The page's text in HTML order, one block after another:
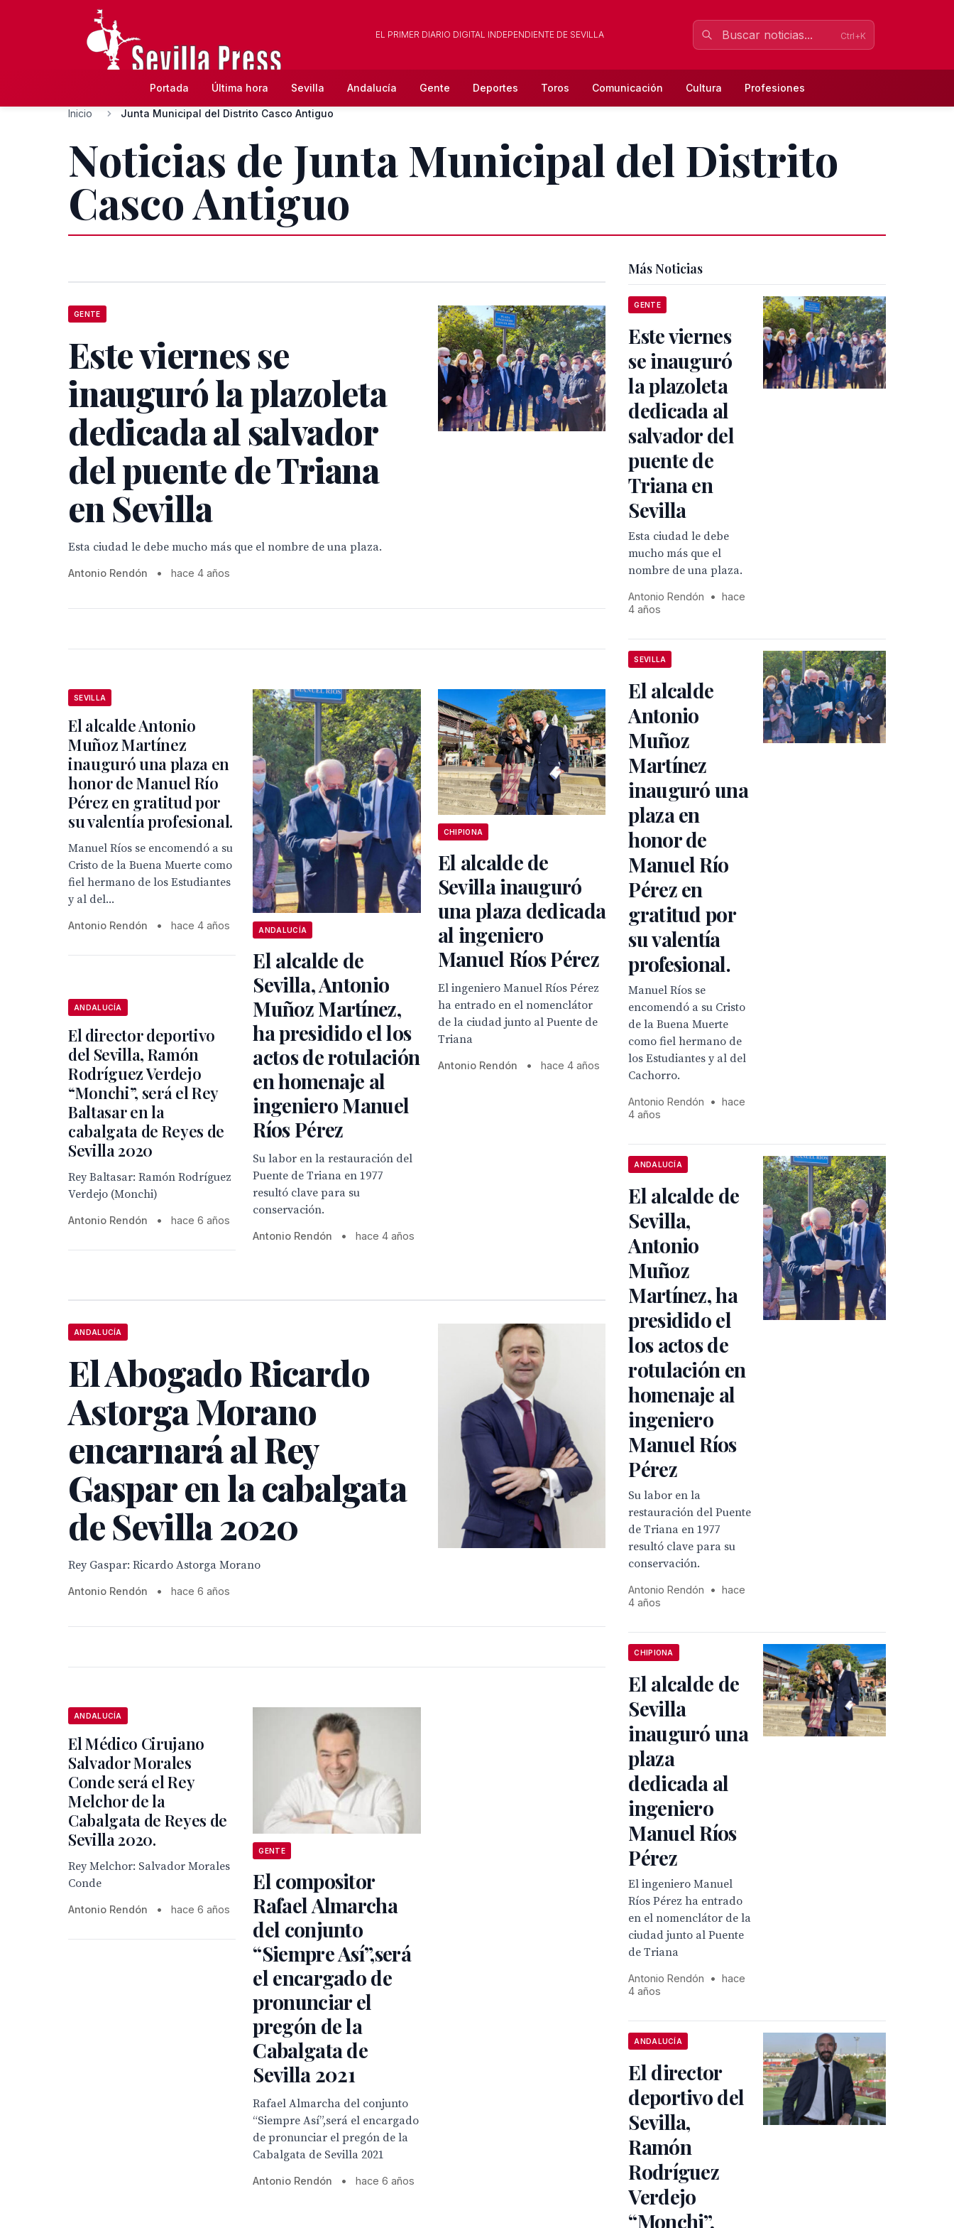
EL PRIMER DIARIO DIGITAL INDEPENDIENTE DE SEVILLA Ctrl+K
Portada Última hora Sevilla Andalucía Gente Deportes Toros Comunicación Cultura Profesiones
Inicio Junta Municipal del Distrito Casco Antiguo
Noticias de Junta Municipal del Distrito
Casco Antiguo
GENTE
Este viernes se
inauguró la plazoleta
dedicada al salvador
del puente de Triana
en Sevilla
Esta ciudad le debe mucho más que el nombre de una plaza.
Antonio Rendón • hace 4 años
SEVILLA
El alcalde Antonio
Muñoz Martínez
inauguró una plaza en
honor de Manuel Río
Pérez en gratitud por
su valentía profesional.
Manuel Ríos se encomendó a su
Cristo de la Buena Muerte como
fiel hermano de los Estudiantes
y al del...
Antonio Rendón • hace 4 años ANDALUCÍA
El alcalde de
Sevilla, Antonio
Muñoz Martínez,
ha presidido el los
actos de rotulación
en homenaje al
ingeniero Manuel
Ríos Pérez
Su labor en la restauración del
Puente de Triana en 1977
resultó clave para su
conservación.
Antonio Rendón • hace 4 años
CHIPIONA
El alcalde de
Sevilla inauguró
una plaza dedicada
al ingeniero
Manuel Ríos Pérez
El ingeniero Manuel Ríos Pérez
ha entrado en el nomenclátor
de la ciudad junto al Puente de
Triana
Antonio Rendón • hace 4 años
ANDALUCÍA
El director deportivo
del Sevilla, Ramón
Rodríguez Verdejo
“Monchi”, será el Rey
Baltasar en la
cabalgata de Reyes de
Sevilla 2020
Rey Baltasar: Ramón Rodríguez
Verdejo (Monchi)
Antonio Rendón • hace 6 años
ANDALUCÍA
El Abogado Ricardo
Astorga Morano
encarnará al Rey
Gaspar en la cabalgata
de Sevilla 2020
Rey Gaspar: Ricardo Astorga Morano
Antonio Rendón • hace 6 años
ANDALUCÍA
El Médico Cirujano
Salvador Morales
Conde será el Rey
Melchor de la
Cabalgata de Reyes de
Sevilla 2020.
Rey Melchor: Salvador Morales
Conde
Antonio Rendón • hace 6 años
GENTE
El compositor
Rafael Almarcha
del conjunto
“Siempre Así”,será
el encargado de
pronunciar el
pregón de la
Cabalgata de
Sevilla 2021
Rafael Almarcha del conjunto
“Siempre Así”,será el encargado
de pronunciar el pregón de la
Cabalgata de Sevilla 2021
Antonio Rendón • hace 6 años
Más Noticias
GENTE
Este viernes
se inauguró
la plazoleta
dedicada al
salvador del
puente de
Triana en
Sevilla
Esta ciudad le debe
mucho más que el
nombre de una plaza.
Antonio Rendón •
hace
4 años
SEVILLA
El alcalde
Antonio
Muñoz
Martínez
inauguró una
plaza en
honor de
Manuel Río
Pérez en
gratitud por
su valentía
profesional.
Manuel Ríos se
encomendó a su Cristo
de la Buena Muerte
como fiel hermano de
los Estudiantes y al del
Cachorro.
Antonio Rendón •
hace
4 años
ANDALUCÍA
El alcalde de
Sevilla,
Antonio
Muñoz
Martínez, ha
presidido el
los actos de
rotulación en
homenaje al
ingeniero
Manuel Ríos
Pérez
Su labor en la
restauración del Puente
de Triana en 1977
resultó clave para su
conservación.
Antonio Rendón •
hace
4 años
CHIPIONA
El alcalde de
Sevilla
inauguró una
plaza
dedicada al
ingeniero
Manuel Ríos
Pérez
El ingeniero Manuel
Ríos Pérez ha entrado
en el nomenclátor de la
ciudad junto al Puente
de Triana
Antonio Rendón •
hace
4 años
ANDALUCÍA
El director
deportivo del
Sevilla,
Ramón
Rodríguez
Verdejo
“Monchi”,